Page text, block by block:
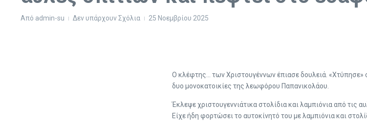
Από admin-su Δεν υπάρχουν Σχόλια 25 Νοεμβρίου 2025
Ο κλέφτης… των Χριστουγέννων έπιασε δουλειά. «Χτύπησε»
δυο μονοκατοικίες της λεωφόρου Παπανικολάου.
Έκλεψε χριστουγεννιάτικα στολίδια και λαμπιόνια από
Είχε ήδη φορτώσει το αυτοκίνητό του με λαμπιόνια και